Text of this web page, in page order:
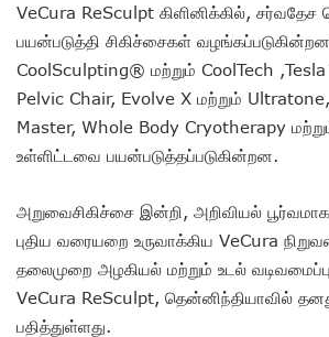
VeCura ReSculpt கிளினிக்கில்,
பயன்படுத்தி சிகிச்சைகள்
CoolSculpting® மற்றும் CoolTech
Pelvic Chair, Evolve X மற்றும்
Master, Whole Body Cryotherapy
உள்ளிட்டவை பயன்படுத்தப்படுகின்றன.
அறுவைசிகிச்சை இன்றி, அறிவியல் பூர்வமாக
புதிய வரையறை உருவாக்கிய VeCura
தலைமுறை அழகியல் மற்றும் உடல்
VeCura ReSculpt, தென்னிந்தியாவில்
பதித்துள்ளது.